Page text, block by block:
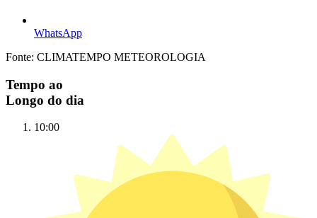
WhatsApp
Fonte: CLIMATEMPO METEOROLOGIA
Tempo ao
Longo do dia
10:00